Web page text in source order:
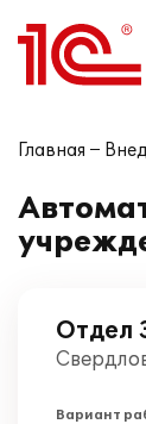
Главная
Отдел
Вариант